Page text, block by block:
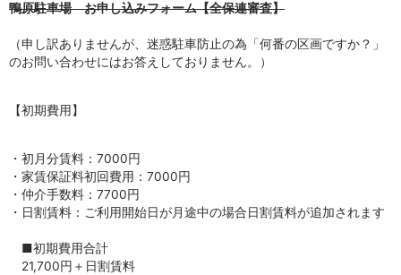
鴨原駐車場 お申し込みフォーム【全保連審査】
（申し訳ありませんが、迷惑駐車防止の為「何番の区画ですか？」
のお問い合わせにはお答えしておりません。）
【初期費用】
・初月分賃料：7000円
・家賃保証料初回費用：7000円
・仲介手数料：7700円
・日割賃料：ご利用開始日が月途中の場合日割賃料が追加されます
■初期費用合計
21,700円＋日割賃料